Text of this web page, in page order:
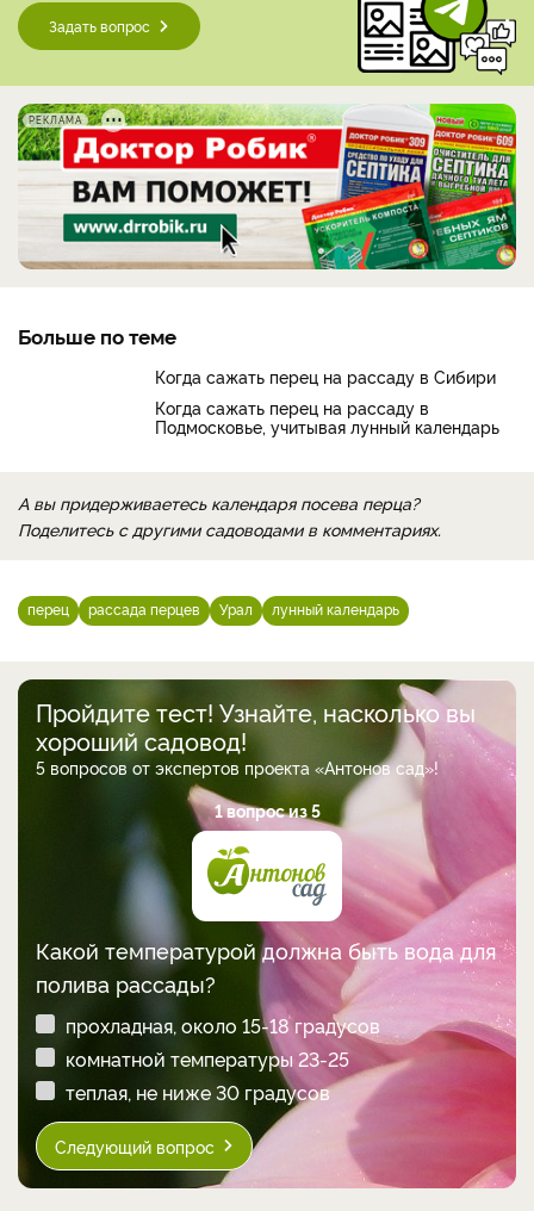
Задать вопрос
РЕКЛАМА
Больше по теме
Когда сажать перец на рассаду в Сибири
Когда сажать перец на рассаду в
Подмосковье, учитывая лунный календарь
А вы придерживаетесь календаря посева перца?
Поделитесь с другими садоводами в комментариях.
перец рассада перцев Урал лунный календарь
Пройдите тест! Узнайте, насколько вы
хороший садовод!
5 вопросов от экспертов проекта «Антонов сад»!
1 вопрос из 5
Какой температурой должна быть вода для
полива рассады?
прохладная, около 15-18 градусов
комнатной температуры 23-25
теплая, не ниже 30 градусов
Следующий вопрос